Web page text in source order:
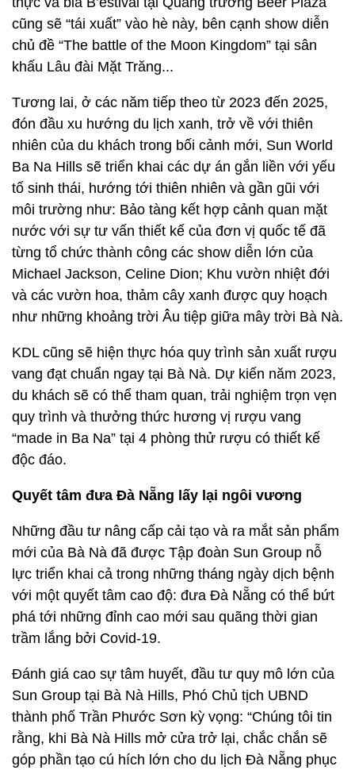
cũng sẽ “tái xuất” vào hè này, bên cạnh show diễn
chủ đề “The battle of the Moon Kingdom” tại sân
khấu Lâu đài Mặt Trăng...
Tương lai, ở các năm tiếp theo từ 2023 đến 2025,
đón đầu xu hướng du lịch xanh, trở về với thiên
nhiên của du khách trong bối cảnh mới, Sun World
Ba Na Hills sẽ triển khai các dự án gắn liền với yếu
tố sinh thái, hướng tới thiên nhiên và gần gũi với
môi trường như: Bảo tàng kết hợp cảnh quan mặt
nước với sự tư vấn thiết kế của đơn vị quốc tế đã
từng tổ chức thành công các show diễn lớn của
Michael Jackson, Celine Dion; Khu vườn nhiệt đới
và các vườn hoa, thảm cây xanh được quy hoạch
như những khoảng trời Âu tiệp giữa mây trời Bà Nà.
KDL cũng sẽ hiện thực hóa quy trình sản xuất rượu
vang đạt chuẩn ngay tại Bà Nà. Dự kiến năm 2023,
du khách sẽ có thể tham quan, trải nghiệm trọn vẹn
quy trình và thưởng thức hương vị rượu vang
“made in Ba Na” tại 4 phòng thử rượu có thiết kế
độc đáo.
Quyết tâm đưa Đà Nẵng lấy lại ngôi vương
Những đầu tư nâng cấp cải tạo và ra mắt sản phẩm
mới của Bà Nà đã được Tập đoàn Sun Group nỗ
lực triển khai cả trong những tháng ngày dịch bệnh
với một quyết tâm cao độ: đưa Đà Nẵng có thể bứt
phá tới những đỉnh cao mới sau quãng thời gian
trầm lắng bởi Covid-19.
Đánh giá cao sự tâm huyết, đầu tư quy mô lớn của
Sun Group tại Bà Nà Hills, Phó Chủ tịch UBND
thành phố Trần Phước Sơn kỳ vọng: “Chúng tôi tin
rằng, khi Bà Nà Hills mở cửa trở lại, chắc chắn sẽ
góp phần tạo cú hích lớn cho du lịch Đà Nẵng phục